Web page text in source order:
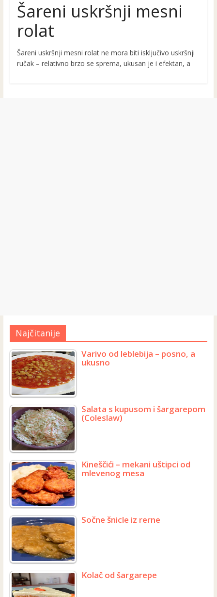
Šareni uskršnji mesni
rolat
Šareni uskršnji mesni rolat ne mora biti isključivo uskršnji
ručak – relativno brzo se sprema, ukusan je i efektan, a
Najčitanije
Varivo od leblebija – posno, a
ukusno
Salata s kupusom i šargarepom
(Coleslaw)
Kineščići – mekani uštipci od
mlevenog mesa
Sočne šnicle iz rerne
Kolač od šargarepe